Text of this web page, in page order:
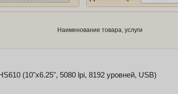
Наименование товара, услуги
(10"x6.25", 5080 lpi, 8192 уровней, USB)